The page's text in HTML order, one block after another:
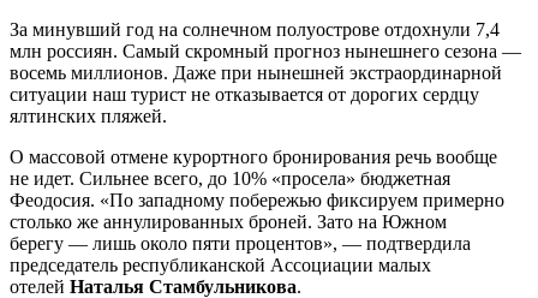
За минувший год на солнечном полуострове отдохнули 7,4
млн россиян. Самый скромный прогноз нынешнего сезона —
восемь миллионов. Даже при нынешней экстраординарной
ситуации наш турист не отказывается от дорогих сердцу
ялтинских пляжей.
О массовой отмене курортного бронирования речь вообще
не идет. Сильнее всего, до 10% «просела» бюджетная
Феодосия. «По западному побережью фиксируем примерно
столько же аннулированных броней. Зато на Южном
берегу — лишь около пяти процентов», — подтвердила
председатель республиканской Ассоциации малых
отелей Наталья Стамбульникова.